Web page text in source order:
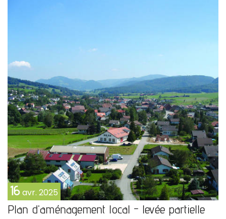
16avr. 2025
Plan d'aménagement local - levée partielle